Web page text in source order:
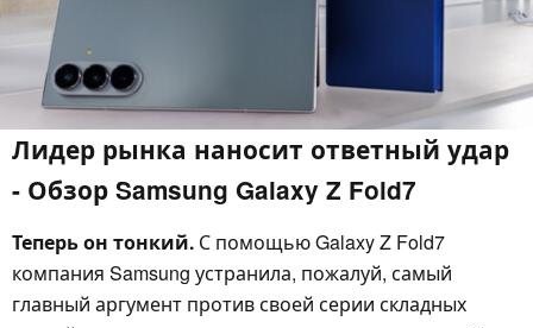
Лидер рынка наносит ответный удар
- Обзор Samsung Galaxy Z Fold7
Теперь он тонкий. С помощью Galaxy Z Fold7
компания Samsung устранила, пожалуй, самый
главный аргумент против своей серии складных